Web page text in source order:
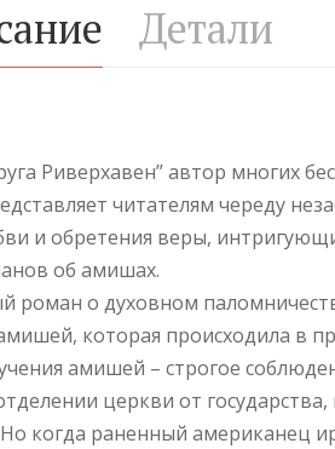
Детали
Риверхавен” автор многих
читателям череду
и обретения веры,
об амишах.
роман о духовном
которая происходила в
амишей – строгое
церкви от
когда раненный американец